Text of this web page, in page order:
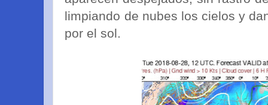
limpiando de nubes los cielos y
por el sol.